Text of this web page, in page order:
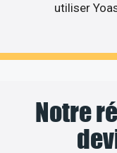
utiliser
Notre